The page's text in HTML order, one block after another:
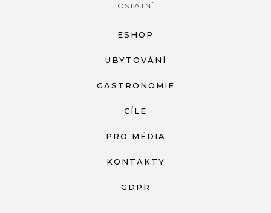
OSTATNÍ
ESHOP
UBYTOVÁNÍ
GASTRONOMIE
CÍLE
PRO MÉDIA
KONTAKTY
GDPR